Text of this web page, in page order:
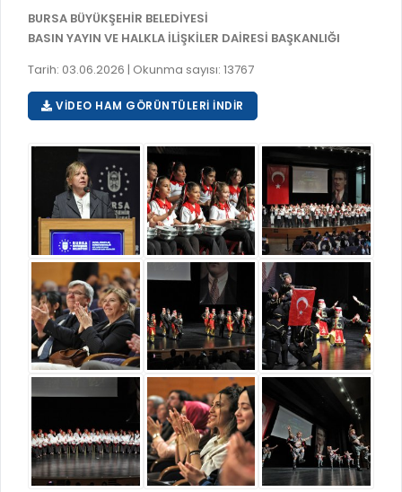
ENTEGRE YÖNETIM SISTEMI
KALITE BELGELERIMIZ
KVKK AYDINLATMA METNI
KAMU HİZMET STANDARTLARI (KAHİS)
HAL FİYATLARI
KURUMLAR
RUHSATLI HAFRİYAT ALANLARI
ŞİKAYET TAKİBİ (KURUMLAR)
MÜHENDİS, MİMAR VE SÜRVEYAN KAYITLARI (İLÇE
MÜHENDİS, MİMAR VE SÜRVEYAN KAYITLARI
VEFAT KAYDI GİRİŞİ (İLÇE BELEDİYELER)
YER SEÇİM BELGESİ, MOBİL VE SAHA DOLABI BAŞVURULARI
GÜNLÜK KAZI ÇALIŞMALARI
TARIMSAL AMAÇLI METEOROLOJİ İSTASYON VERİLERİ
BURSA BÜYÜKŞEHİR BELEDİYESİ
BASIN YAYIN VE HALKLA İLİŞKİLER DAİRESİ BAŞKANLIĞI
Tarih: 03.06.2026 | Okunma sayısı: 13767
VIDEO HAM GÖRÜNTÜLERI İNDIR